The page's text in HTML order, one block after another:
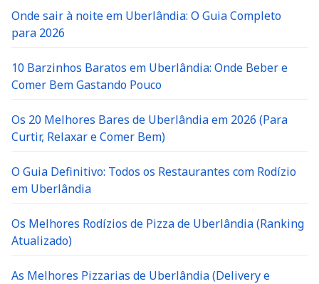
Onde sair à noite em Uberlândia: O Guia Completo
para 2026
10 Barzinhos Baratos em Uberlândia: Onde Beber e
Comer Bem Gastando Pouco
Os 20 Melhores Bares de Uberlândia em 2026 (Para
Curtir, Relaxar e Comer Bem)
O Guia Definitivo: Todos os Restaurantes com Rodízio
em Uberlândia
Os Melhores Rodízios de Pizza de Uberlândia (Ranking
Atualizado)
As Melhores Pizzarias de Uberlândia (Delivery e